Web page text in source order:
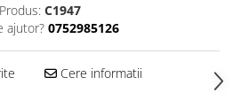
C1947
ajutor? 0752985126
Cere informatii